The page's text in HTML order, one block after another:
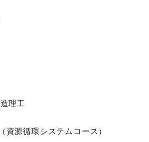
理工
資源循環システムコース）